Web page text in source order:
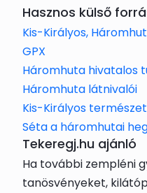
Hasznos külső
Kis-Királyos,
GPX
Háromhuta hivatalos
Háromhuta látnivalói
Kis-Királyos
Séta a háromhutai
Tekeregj.hu ajánló
Ha további zempléni
tanösvényeket,